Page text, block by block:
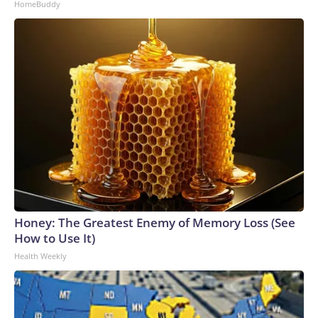
Anderson and two others went searching for Tupac and
Knight in an attempt to retaliate, according to a document
included in a recent legal filing.He told law enforcement they
spotted Tupac in a vehicle on the Vegas Strip, made a U-turn
and pulled up to the rapper’s vehicle, according to the
document. Davis, sitting in the front seat, said Anderson, in
the back seat, fired the fatal shots, according to the
interview notes.Davis also told Las Vegas police about his
role in Tupac’s death.The proffer agreement meant police
could not bring charges against Davis as a direct result of the
information gathered from the proffer. Still, some details
were revealed in Greg Kading’s 2011 book “Murder Rap,”
and portions of it were later played in documentaries.What
Davis said in publicThen Davis started speaking about the
case publicly.In 2018, Davis agreed to an interview about
actions that night and said the fatal shots came from
someone sitting in the back of the vehicle.“Going to keep it
HomeBuddy
Honey: The Greatest Enemy of Memory Loss (See
How to Use It)
Health Weekly